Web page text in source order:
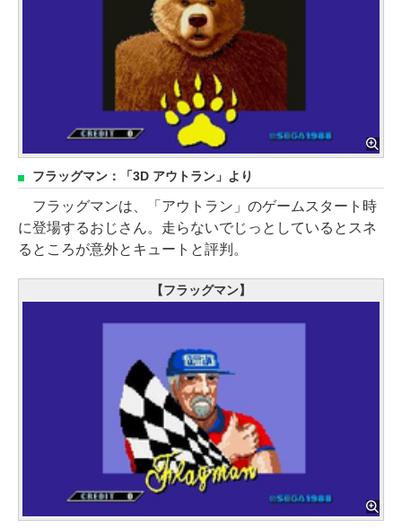
フラッグマン：「3D アウトラン」より
フラッグマンは、「アウトラン」のゲームスタート時
に登場するおじさん。走らないでじっとしているとスネ
るところが意外とキュートと評判。
【フラッグマン】